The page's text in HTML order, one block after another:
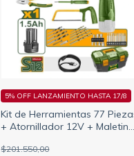
Kit de Herramientas 77
+ Atornillador 12V + Maletin
$201.550,00
5% OFF LANZAMIENTO HASTA 17/8